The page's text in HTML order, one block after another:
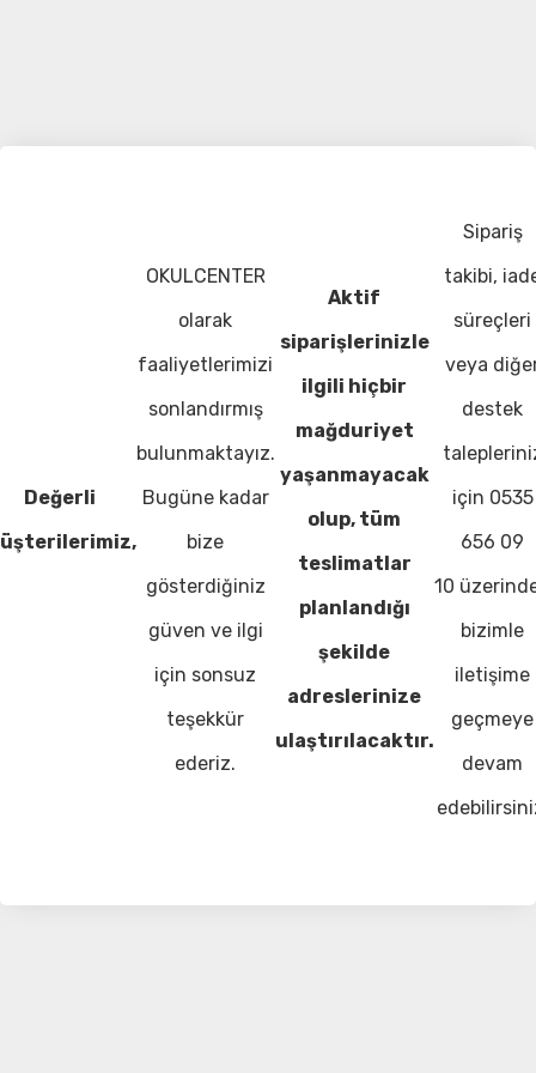
Değerli
OKULCENTER
olarak
faaliyetlerimizi
sonlandırmış
bulunmaktayız.
Bugüne kadar
bize
gösterdiğiniz
güven ve ilgi
için sonsuz
teşekkür
ederiz.
Aktif
siparişlerinizle
ilgili hiçbir
mağduriyet
yaşanmayacak
olup, tüm
teslimatlar
planlandığı
şekilde
adreslerinize
ulaştırılacaktır.
Sipariş
takibi,
süreçleri
veya
destek
için 0535
656 09
10
bizimle
iletişime
geçmeye
devam